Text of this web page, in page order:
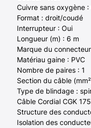
Cuivre sans oxygène :
Format : droit/coudé
Interrupteur : Oui
Longueur (m) : 6 m
Marque du
Matériau gaine : PVC
Nombre de paires : 1
Section du câble
Type de blindage :
Câble Cordial CGK
Structure des
Isolation des